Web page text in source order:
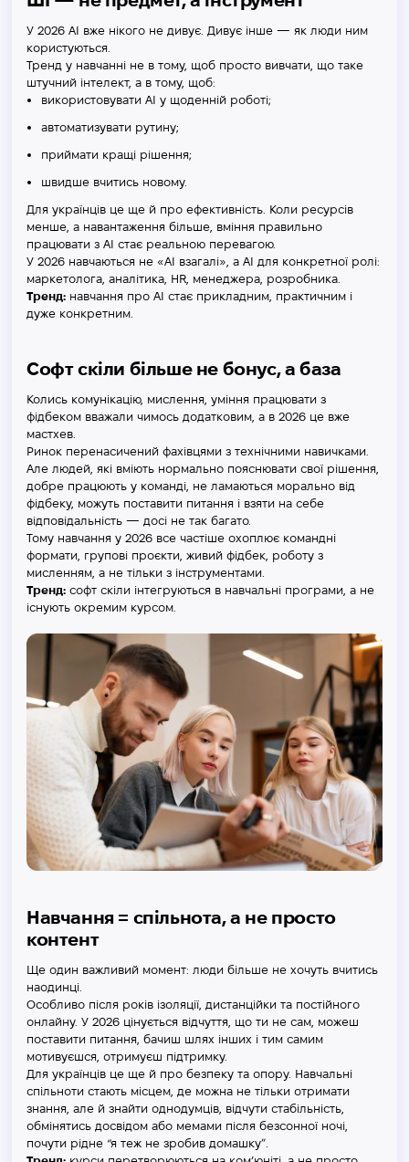
У 2026 AI вже нікого не дивує. Дивує інше — як люди ним
користуються.
Тренд у навчанні не в тому, щоб просто вивчати, що таке
штучний інтелект, а в тому, щоб:
використовувати AI у щоденній роботі;
автоматизувати рутину;
приймати кращі рішення;
швидше вчитись новому.
Для українців це ще й про ефективність. Коли ресурсів
менше, а навантаження більше, вміння правильно
працювати з AI стає реальною перевагою.
У 2026 навчаються не «AI взагалі», а AI для конкретної ролі:
маркетолога, аналітика, HR, менеджера, розробника.
Тренд: навчання про AI стає прикладним, практичним і
дуже конкретним.
Софт скіли більше не бонус, а база
Колись комунікацію, мислення, уміння працювати з
фідбеком вважали чимось додатковим, а в 2026 це вже
мастхев.
Ринок перенасичений фахівцями з технічними навичками.
Але людей, які вміють нормально пояснювати свої рішення,
добре працюють у команді, не ламаються морально від
фідбеку, можуть поставити питання і взяти на себе
відповідальність — досі не так багато.
Тому навчання у 2026 все частіше охоплює командні
формати, групові проєкти, живий фідбек, роботу з
мисленням, а не тільки з інструментами.
Тренд: софт скіли інтегруються в навчальні програми, а не
існують окремим курсом.
Навчання = спільнота, а не просто
контент
Ще один важливий момент: люди більше не хочуть вчитись
наодинці.
Особливо після років ізоляції, дистанційки та постійного
онлайну. У 2026 цінується відчуття, що ти не сам, можеш
поставити питання, бачиш шлях інших і тим самим
мотивуєшся, отримуєш підтримку.
Для українців це ще й про безпеку та опору. Навчальні
спільноти стають місцем, де можна не тільки отримати
знання, але й знайти однодумців, відчути стабільність,
обмінятись досвідом або мемами після безсонної ночі,
почути рідне “я теж не зробив домашку”.